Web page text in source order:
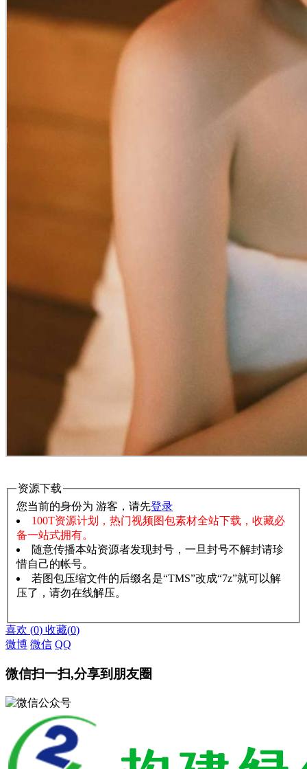
资源下载
您当前的身份为 游客，请先登录
100T资源计划，热门视频图包素材全站下载，收藏必
备一站式拥有。
随意传播本站资源者发现封号，一旦封号不解封请珍
惜自己的帐号。
若图包压缩文件的后缀名是“TMS”改成“7z”就可以解
压了，请勿在线解压。
喜欢 (0) 收藏(0)
微博 微信 QQ
微信扫一扫,分享到朋友圈